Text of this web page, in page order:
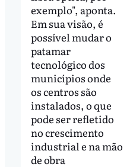
exemplo", aponta.
Em sua visão, é
possível mudar o
patamar
tecnológico dos
municípios onde
os centros são
instalados, o que
pode ser refletido
no crescimento
industrial e na mão
de obra